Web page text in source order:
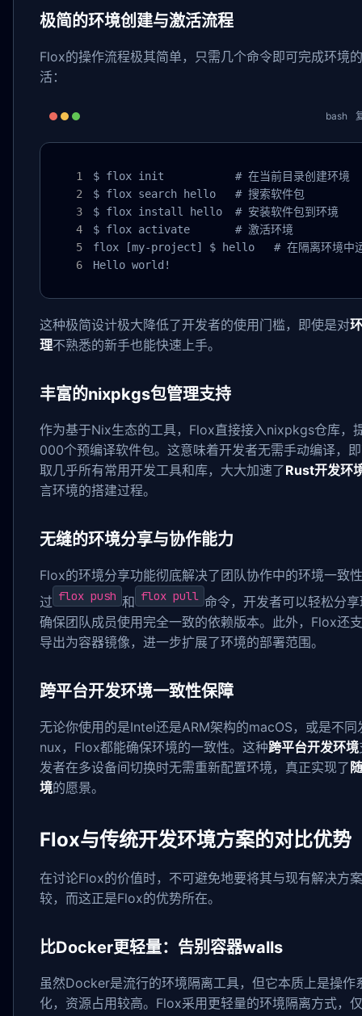
极简的环境创建与激活流程
Flox的操作流程极其简单，只需几个命令即可完成环境
活：
bash
$ flox init           # 在当前目录创建环境
$ flox search hello   # 搜索软件包
$ flox install hello  # 安装软件包到环境
$ flox activate       # 激活环境
flox [my-project] $ hello   # 在隔离环境中运
Hello world!
这种极简设计极大降低了开发者的使用门槛，即使是对
理不熟悉的新手也能快速上手。
丰富的nixpkgs包管理支持
作为基于Nix生态的工具，Flox直接接入nixpkgs仓库，
000个预编译软件包。这意味着开发者无需手动编译，
取几乎所有常用开发工具和库，大大加速了Rust开发环
言环境的搭建过程。
无缝的环境分享与协作能力
Flox的环境分享功能彻底解决了团队协作中的环境一致
过 flox push 和 flox pull 命令，开发者可以轻松分
确保团队成员使用完全一致的依赖版本。此外，Flox还
导出为容器镜像，进一步扩展了环境的部署范围。
跨平台开发环境一致性保障
无论你使用的是Intel还是ARM架构的macOS，或是不同
nux，Flox都能确保环境的一致性。这种跨平台开发环境
发者在多设备间切换时无需重新配置环境，真正实现了
境的愿景。
Flox与传统开发环境方案的对比优势
在讨论Flox的价值时，不可避免地要将其与现有解决方
较，而这正是Flox的优势所在。
比Docker更轻量：告别容器walls
虽然Docker是流行的环境隔离工具，但它本质上是操作
化，资源占用较高。Flox采用更轻量的环境隔离方式，